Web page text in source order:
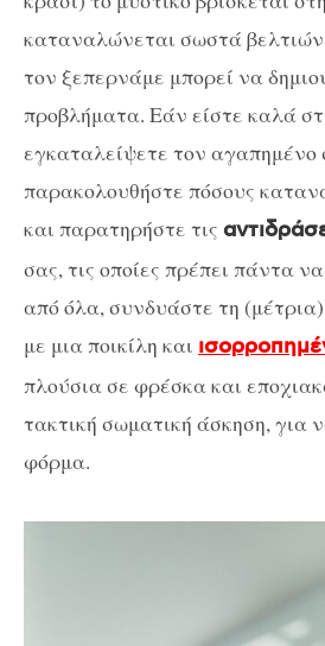
καταναλώνεται σωστά
τον ξεπερνάμε μπορεί να
προβλήματα. Εάν είστε καλά
εγκαταλείψετε τον
παρακολουθήστε πόσους
και παρατηρήστε τις
σας, τις οποίες πρέπει πάντα
από όλα, συνδυάστε τη
με μια ποικίλη και
πλούσια σε φρέσκα και
τακτική σωματική άσκηση, για
φόρμα.